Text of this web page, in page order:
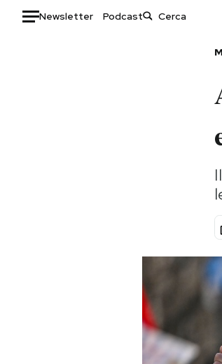
Newsletter Podcast
Storie/Idee
Ok
Altrecose
Mondiali